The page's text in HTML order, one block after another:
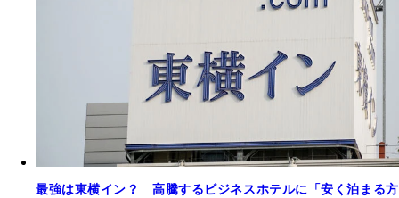
最強は東横イン？ 高騰するビジネスホテルに「安く泊まる方